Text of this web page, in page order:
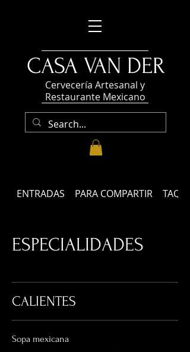
CASA VAN DER
Cervecería Artesanal y
Restaurante Mexicano
ENTRADAS PARA COMPARTIR
ESPECIALIDADES
CALIENTES
Sopa mexicana